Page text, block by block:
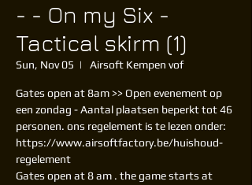
- - On my Six -
Tactical skirm (1)
Sun, Nov 05
  |
Airsoft Kempen vof
Gates open at 8am >> Open evenement op
een zondag - Aantal plaatsen beperkt tot 46
personen. ons regelement is te lezen onder:
https://www.airsoftfactory.be/huishoud-
regelement
Gates open at 8 am . the game starts at